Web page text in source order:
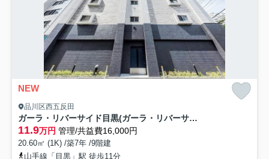
NEW
品川区西五反田
ガーラ・リバーサイド目黒(ガーラ・リバーサイドメグロ)
11.9万円 管理/共益費16,000円
20.60㎡ (1K) /築7年 /9階建
山手線「目黒」駅 徒歩11分